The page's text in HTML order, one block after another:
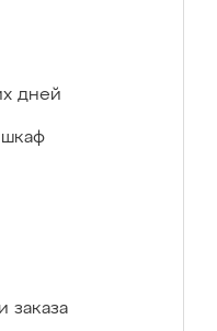
дней
шкаф
заказа